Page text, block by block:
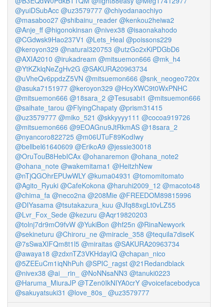
@yuiDSubAcc @uz3579777 @chiyodanaochiyo
@masaboo27 @shibainu_reader @kenkou2heiwa2
@Anje_ff @higonokinsan @nivex38 @isaonakahodo
@CGdwsk9Hao237V1 @Lets_Heal @poissons229
@keroyon329 @natural320753 @utzGo2xKiPDGbD6
@AXIA2010 @irukadream @mitsuemon666 @mk_h4
@YtKZklqNeZgHv2G @SAKURA20963734
@uVheQv6ppdzZ5VN @mitsuemon666 @snk_neogeo720x
@asuka7151977 @keroyon329 @HcyXWC9t0WxPNHC
@mitsuemon666 @18sara_2 @Tesusabi1 @mitsuemon666
@saihate_tarou @FlyingChapaty @prism31415
@uz3579777 @miko_521 @skkyyyy111 @cocoa919726
@mitsuemon666 @9EOAGnu9JtRkmAS @18sara_2
@nyancoro822725 @m06UTuF89KodIwy
@bellbel61640609 @ErikoA9 @jessie30018
@OruTouB8HebICAx @ohanaremon @ohana_note2
@ohana_note @wakemitama1 @HeitzhNew
@nTjQGOhrEPUwWLY @kuma04931 @tomomitomato
@Agito_Ryuki @CafeKokona @haruhi2009_12 @macoto48
@chima_fa @neco2na @208Mie @FREEDOM89815996
@DIYasama @tsutakazura_kuu @Jfq88xgLt0vLZ55
@Lvr_Fox_Sede @kezuru @Aqr19820203
@tolnj7dr9mO9fvW @YukiBon @hf25n @RinaNewyork
@sekineturu @Chiroru_ne @miracle_358 @tequila7diseK
@7sSwaXIFQm8t1l5 @miraitas @SAKURA20963734
@awaya18 @zdxnTZ3VKHdayIQ @chapan_nico
@5ZEEuCm1iqNhPuh @SPIC_ragst @21Redandblack
@nivex38 @ai__rin_ @NoNNsaNN3 @tanuki0223
@Haruma_MiuraJP @TZen0IkNIYA0crY @voicefacebodyca
@sakuyatsuki31 @love_80s_ @uz3579777